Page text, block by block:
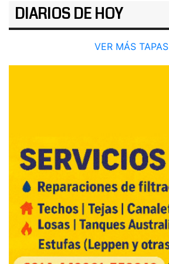
DIARIOS DE HOY
VER MÁS TAPAS